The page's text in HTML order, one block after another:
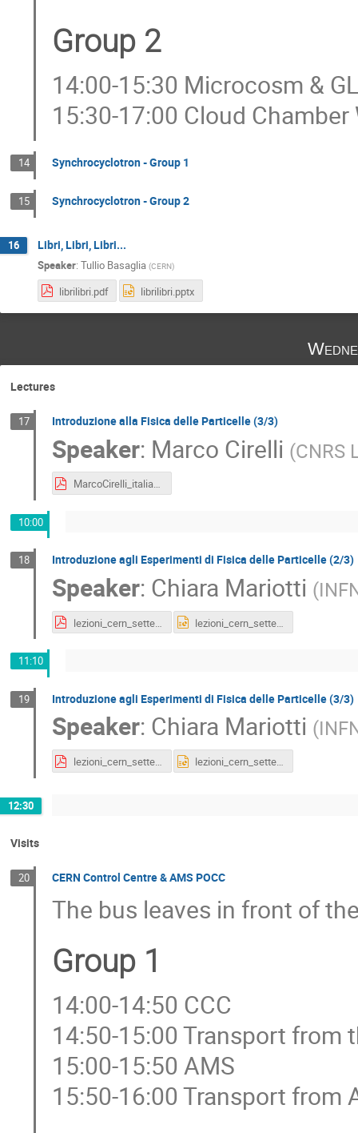
Group 2
14:00-15:30 Microcosm &
15:30-17:00 Cloud
14 Synchrocyclotron - Group 1
15 Synchrocyclotron - Group 2
16 Libri, Libri, Libri...
Speaker: Tullio Basaglia (CERN)
librilibri.pdf librilibri.pptx
Lectures
17 Introduzione alla Fisica delle Particelle (3/3)
Speaker: Marco Cirelli (CNRS
MarcoCirelli_italian_teachers_lecture_2018.level1.3b.pdf
10:00
18 Introduzione agli Esperimenti di Fisica delle Particelle (2/3)
Speaker: Chiara Mariotti (
lezioni_cern_settembre2014_2.pdf lezioni_cern_settembre2014_2.pptx
11:10
19 Introduzione agli Esperimenti di Fisica delle Particelle (3/3)
Speaker: Chiara Mariotti (
lezioni_cern_settembre2014_3.pdf lezioni_cern_settembre2014_3.pptx
12:30
Visits
20 CERN Control Centre & AMS POCC
The bus leaves in front of
Group 1
14:00-14:50 CCC
14:50-15:00 Transport from
15:00-15:50 AMS
15:50-16:00 Transport from